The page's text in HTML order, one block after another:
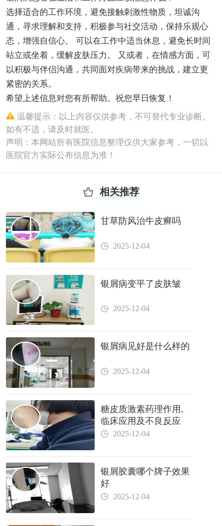
选择适合的工作环境，避免接触刺激性物质，坦诚沟
通，寻求理解和支持，积极参与社交活动，保持乐观心
态，增强自信心。 可以在工作中适当休息，避免长时间
站立或坐着，缓解皮肤压力。 又或者，在情感方面，可
以积极与伴侣沟通，共同面对疾病带来的挑战，建立更
紧密的关系。
希望上述信息对您有所帮助。祝您早日恢复！
温馨提示：以上内容仅供参考，不可替代专业诊断。
如有不适，请及时就医。
声明：本网站所有医院信息整理仅供大家参考，一切以
医院官方实际公布信息为准！
相关推荐
甘草防风治牛皮癣吗
2025-12-04
银屑病变平了皮肤皱
2025-12-04
银屑病见好是什么样的
2025-12-04
糖皮质激素药理作用,
临床应用及不良反应
2025-12-04
银屑胶囊哪个牌子效果
好
2025-12-04